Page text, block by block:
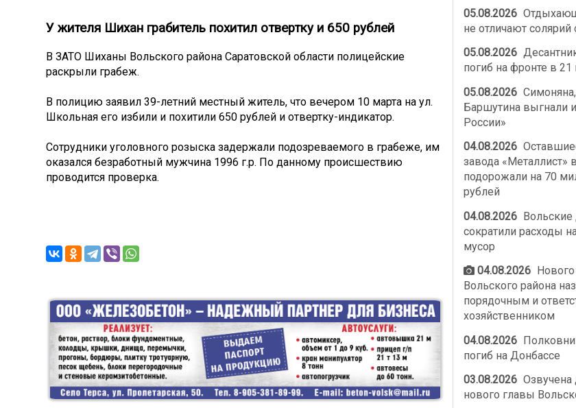
У жителя Шихан грабитель похитил отвертку и 650 рублей
В ЗАТО Шиханы Вольского района Саратовской области полицейские
раскрыли грабеж.
В полицию заявил 39-летний местный житель, что вечером 10 марта на ул.
Школьная его избили и похитили 650 рублей и отвертку-индикатор.
Сотрудники уголовного розыска задержали подозреваемого в грабеже, им
оказался безработный мужчина 1996 г.р. По данному происшествию
проводится проверка.
05.08.2026
не отличают солярий
05.08.2026
погиб на фронте в 21
05.08.2026
Баршутина выгнали
России»
04.08.2026
завода «Металлист»
подорожали на 70
рублей
04.08.2026 Вольские
сократили расходы
мусор
04.08.2026
Вольского района
порядочным и
хозяйственником
04.08.2026
погиб на Донбассе
03.08.2026 Озвучена
нового главы